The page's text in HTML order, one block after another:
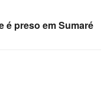
é preso em Sumaré